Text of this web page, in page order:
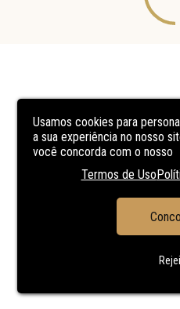
Usamos cookies para
a sua experiência no nosso
você concorda com o nosso
Termos de Uso